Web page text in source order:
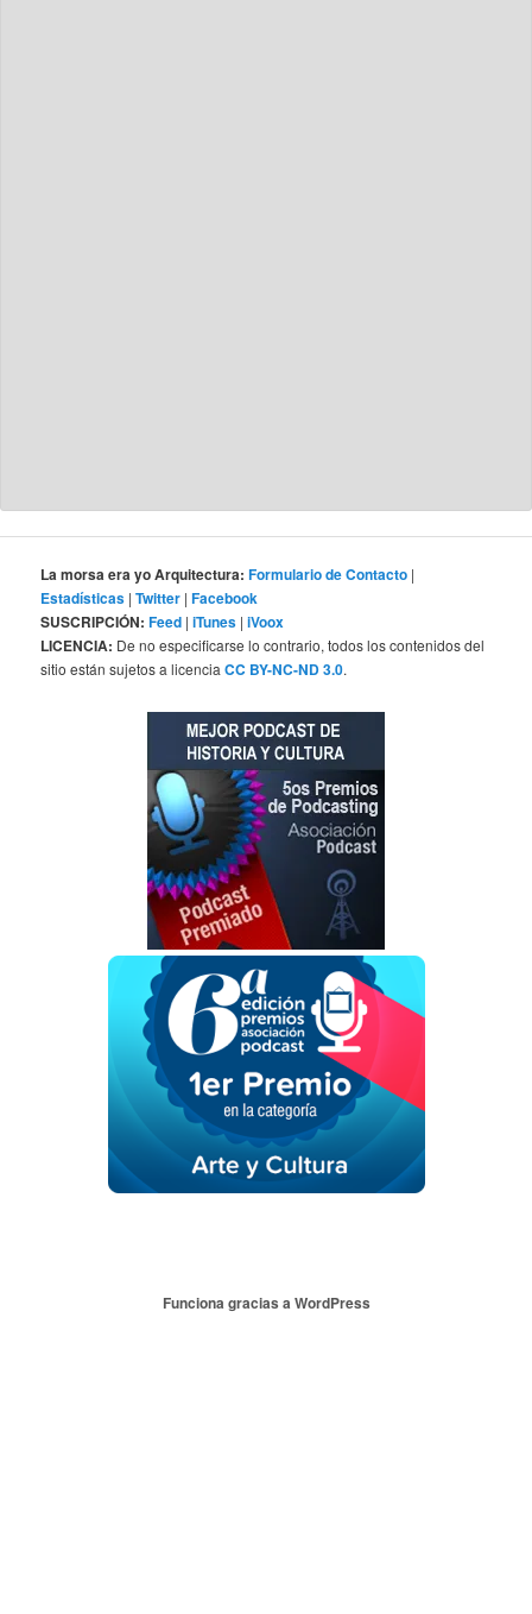
La morsa era yo Arquitectura: Formulario de Contacto |
Estadísticas |Twitter |Facebook
SUSCRIPCIÓN: Feed |iTunes |iVoox
LICENCIA: De no especificarse lo contrario, todos los contenidos del
sitio están sujetos a licenciaCC BY-NC-ND 3.0.
Funciona gracias a WordPress